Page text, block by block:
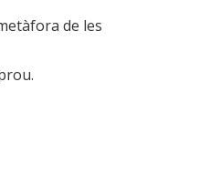
de les